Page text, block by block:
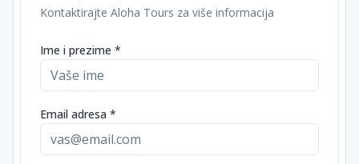
Kontaktirajte Aloha Tours za više informacija
Ime i prezime *
Email adresa *